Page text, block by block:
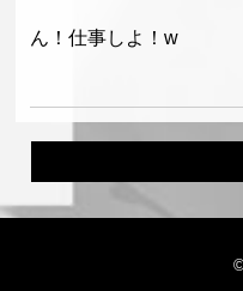
ん！仕事しよ！w